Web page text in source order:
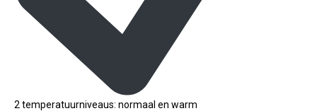
2 temperatuurniveaus: normaal en warm